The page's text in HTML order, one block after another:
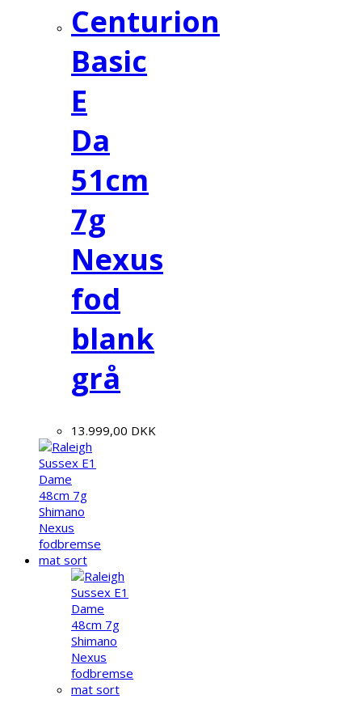
Centurion
Basic
E
Da
51cm
7g
Nexus
fod
blank
grå
13.999,00 DKK